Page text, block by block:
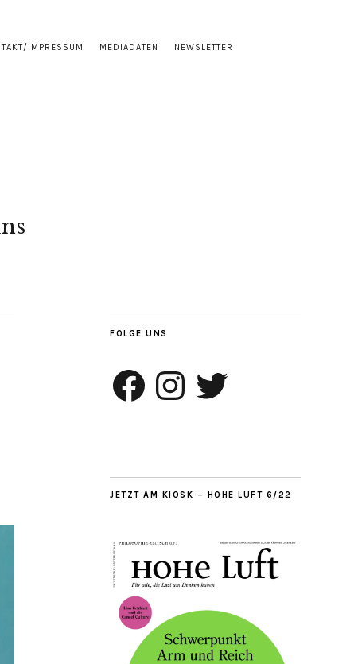
IMPRESSUM MEDIADATEN NEWSLETTER
FOLGE UNS
Facebook InstagramTwitter
JETZT AM KIOSK – HOHE LUFT 6/22